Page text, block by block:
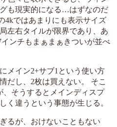
も現実的になる…はずなのだ
4kではあまりにも表示サイズ
左右タイルが限界であり、あ
ンチもまぁまぁきついが並べ
メイン2+サブ1という使い方
だし、2枚は買えない。 そこ
、そうするとメインディスプ
く違うという事態が生じる。
るが、おけないこともない